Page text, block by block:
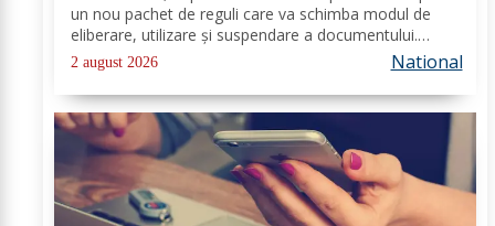
un nou pachet de reguli care va schimba modul de
eliberare, utilizare și suspendare a documentului.
România va trebui să transpună noile prevederi în
legislația națională până în 2028, iar cele...
2 august 2026 National